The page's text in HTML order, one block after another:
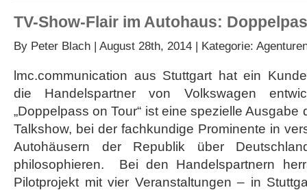
TV-Show-Flair im Autohaus:
By Peter Blach | August 28th, 2014 | Kategorie:
lmc.communication aus Stuttgart hat ein
die Handelspartner von Volkswagen
„Doppelpass on Tour“ ist eine spezielle Ausgabe
Talkshow, bei der fachkundige Prominente in
Autohäusern der Republik über
philosophieren. Bei den Handelspartnern
Pilotprojekt mit vier Veranstaltungen – in